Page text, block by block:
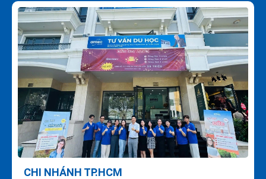
CHI NHÁNH TP.HCM